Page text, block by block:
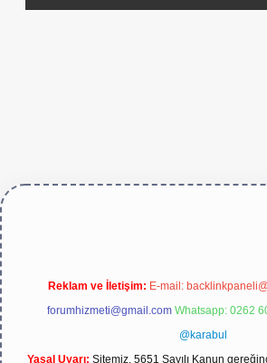
Reklam ve İletişim: E-mail:
forumhizmeti@gmail.com Whatsapp: 0262
@karabul
Yasal Uyarı: Sitemiz, 5651 Sayılı Kanun